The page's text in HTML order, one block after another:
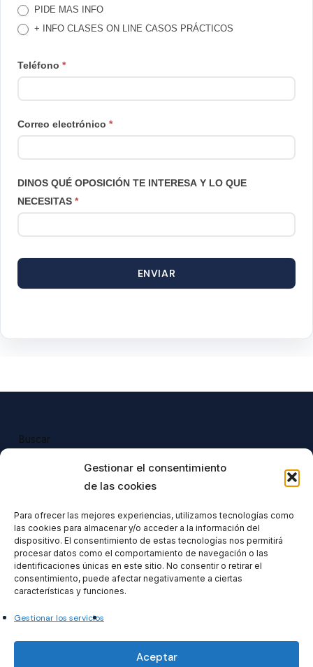
Gestionar el consentimiento
de las cookies
Para ofrecer las mejores experiencias, utilizamos tecnologías como
las cookies para almacenar y/o acceder a la información del
dispositivo. El consentimiento de estas tecnologías nos permitirá
procesar datos como el comportamiento de navegación o las
identificaciones únicas en este sitio. No consentir o retirar el
consentimiento, puede afectar negativamente a ciertas
características y funciones.
Gestionar los servicios
Aceptar
PIDE MAS INFO
+ INFO CLASES ON LINE CASOS PRÁCTICOS
Teléfono *
Correo electrónico *
DINOS QUÉ OPOSICIÓN TE INTERESA Y LO QUE
NECESITAS *
ENVIAR
Buscar
Todos nuestros productos tienen
incluido el IVA en su precio.